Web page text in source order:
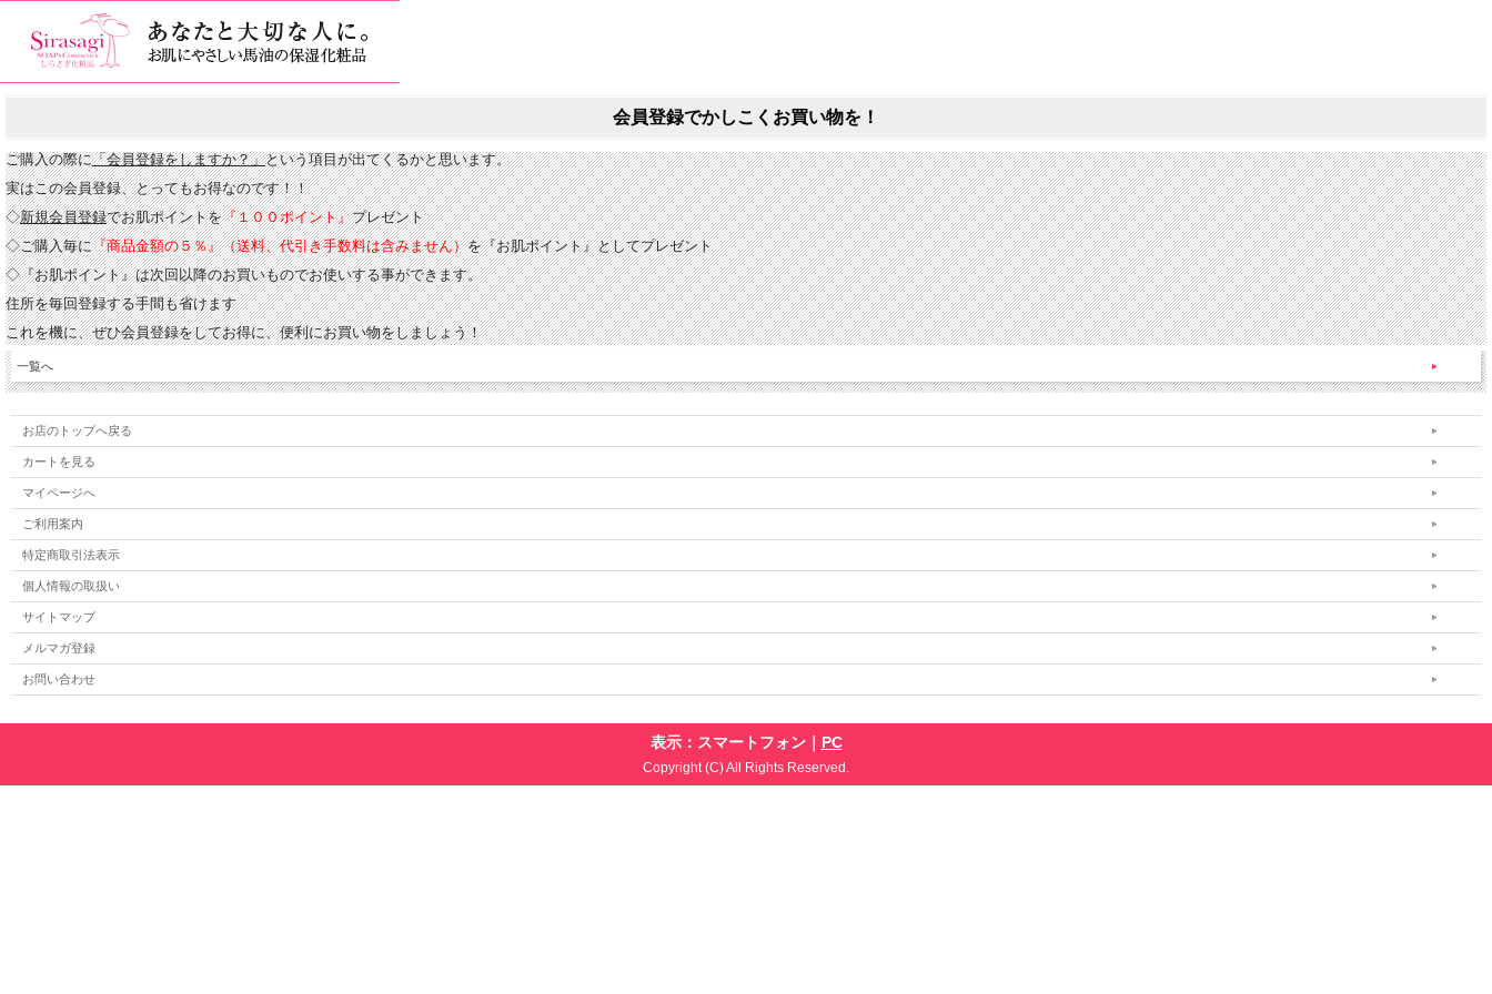
会員登録でかしこくお買い物を！
ご購入の際に「会員登録をしますか？」という項目が出てくるかと思います。
実はこの会員登録、とってもお得なのです！！
◇新規会員登録でお肌ポイントを『１００ポイント』プレゼント
◇ご購入毎に『商品金額の５％』（送料、代引き手数料は含みません）を『お肌ポイント』としてプレゼント
◇『お肌ポイント』は次回以降のお買いものでお使いする事ができます。
住所を毎回登録する手間も省けます
これを機に、ぜひ会員登録をしてお得に、便利にお買い物をしましょう！
一覧へ
お店のトップへ戻る
カートを見る
マイページへ
ご利用案内
特定商取引法表示
個人情報の取扱い
サイトマップ
メルマガ登録
お問い合わせ
表示：スマートフォン｜ PC
Copyright (C) All Rights Reserved.